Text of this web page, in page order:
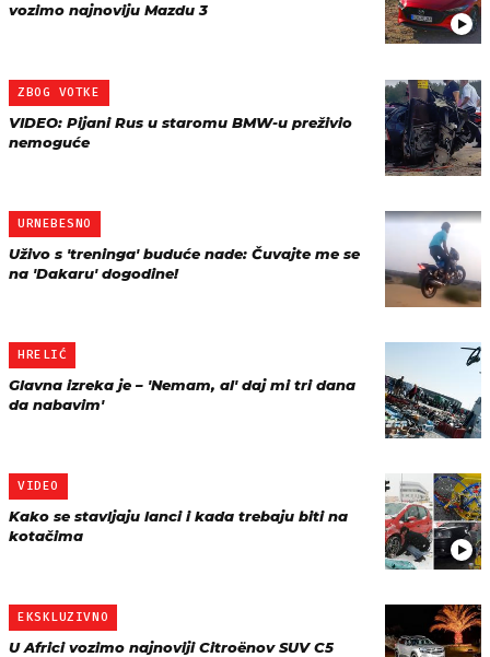
vozimo najnoviju Mazdu 3
ZBOG VOTKE
VIDEO: Pijani Rus u staromu BMW-u preživio
nemoguće
URNEBESNO
Uživo s 'treninga' buduće nade: Čuvajte me se
na 'Dakaru' dogodine!
HRELIĆ
Glavna izreka je – 'Nemam, al' daj mi tri dana
da nabavim'
VIDEO
Kako se stavljaju lanci i kada trebaju biti na
kotačima
EKSKLUZIVNO
U Africi vozimo najnoviji Citroënov SUV C5